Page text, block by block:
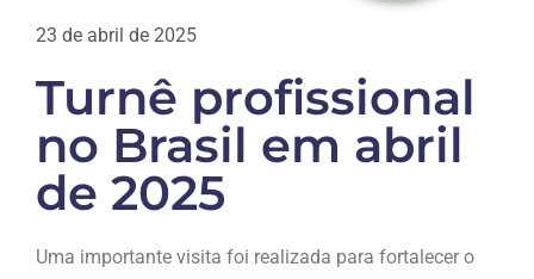
23 de abril de 2025
Turnê profissional
no Brasil em abril
de 2025
Uma importante visita foi realizada para fortalecer o